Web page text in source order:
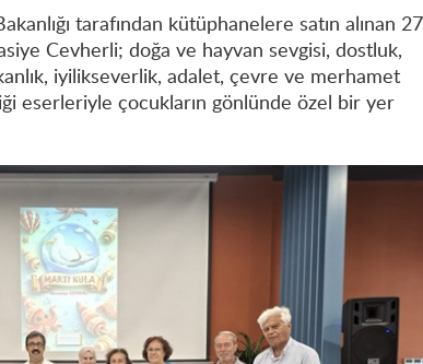
tarafından kütüphanelere satın alınan 27
Cevherli; doğa ve hayvan sevgisi, dostluk,
iyilikseverlik, adalet, çevre ve merhamet
eserleriyle çocukların gönlünde özel bir yer